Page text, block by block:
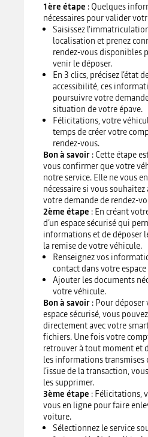
1ère étape : Quelques
nécessaires pour valider
Saisissez
localisation et prenez
rendez-vous disponibles
venir le déposer.
En 3 clics, précisez l’état
accessibilité, ces
poursuivre votre
situation de votre épave.
Félicitations, votre
temps de créer votre
rendez-vous.
Bon à savoir : Cette étape
vous confirmer que votre
notre service. Elle ne vous
nécessaire si vous
votre demande de rendez-
2ème étape : En créant
d’un espace sécurisé qui
informations et de déposer
la remise de votre véhicule.
Renseignez vos
contact dans votre
Ajouter les documents
votre véhicule.
Bon à savoir : Pour
espace sécurisé, vous
directement avec votre
fichiers. Une fois votre
retrouver à tout moment et
les informations transmises
l’issue de la transaction,
les supprimer.
3ème étape : Félicitations,
vous en ligne pour faire
voiture.
Sélectionnez le service